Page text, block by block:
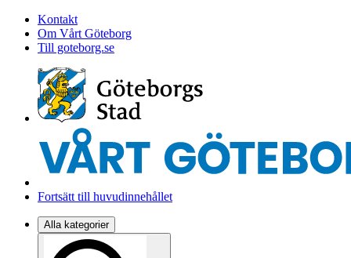
Kontakt
Om Vårt Göteborg
Till goteborg.se
Fortsätt till huvudinnehållet
Alla kategorier